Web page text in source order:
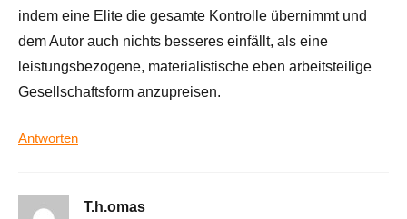
indem eine Elite die gesamte Kontrolle übernimmt und
dem Autor auch nichts besseres einfällt, als eine
leistungsbezogene, materialistische eben arbeitsteilige
Gesellschaftsform anzupreisen.
Antworten
T.h.omas